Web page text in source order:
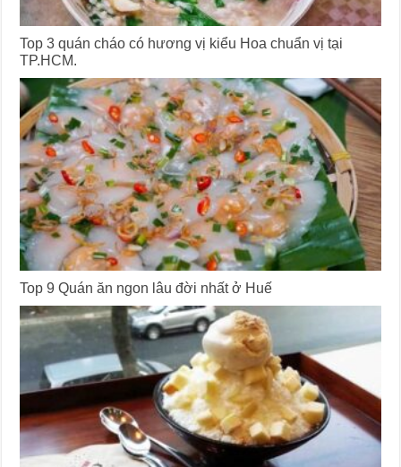
Top 3 quán cháo có hương vị kiểu Hoa chuẩn vị tại
TP.HCM.
Top 9 Quán ăn ngon lâu đời nhất ở Huế